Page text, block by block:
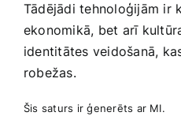
Tādējādi ​tehnoloģijām ir
ekonomikā, bet arī
identitātes veidošanā,
robežas.
Šis saturs ir ģenerēts ar MI.